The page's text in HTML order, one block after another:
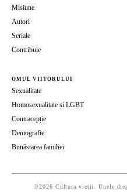
Misiune
Autori
Seriale
Contribuie
OMUL VIITORULUI
Sexualitate
Homosexualitate și LGBT
Contracepție
Demografie
Bunăstarea familiei
©2026 Cultura vieții. Unele